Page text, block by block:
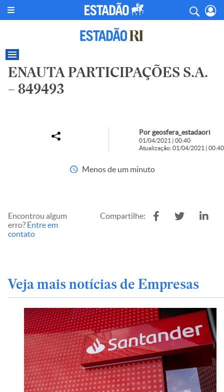
ENAUTA PARTICIPAÇÕES S.A.
– 849493
Por geosfera_estadaori
01/04/2021 | 00:40
Atualização: 01/04/2021 | 00:40
Menos de um minuto
Encontrou algum
erro? Entre em
contato
Compartilhe:
Veja mais notícias de Empresas